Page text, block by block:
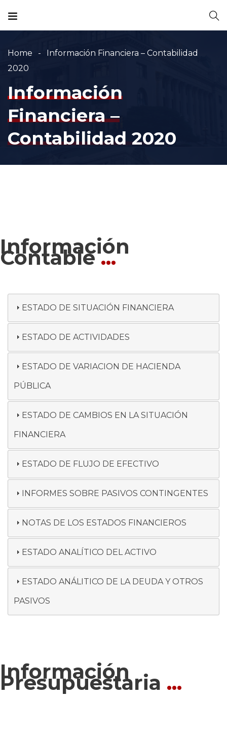
Home
Información Financiera – Contabilidad
2020
Información
Financiera –
Contabilidad 2020
Información
Contable...
ESTADO DE SITUACIÓN FINANCIERA
ESTADO DE ACTIVIDADES
ESTADO DE VARIACION DE HACIENDA
PÚBLICA
ESTADO DE CAMBIOS EN LA SITUACIÓN
FINANCIERA
ESTADO DE FLUJO DE EFECTIVO
INFORMES SOBRE PASIVOS CONTINGENTES
NOTAS DE LOS ESTADOS FINANCIEROS
ESTADO ANALÍTICO DEL ACTIVO
ESTADO ANÁLITICO DE LA DEUDA Y OTROS
PASIVOS
Información
Presupuestaria ...